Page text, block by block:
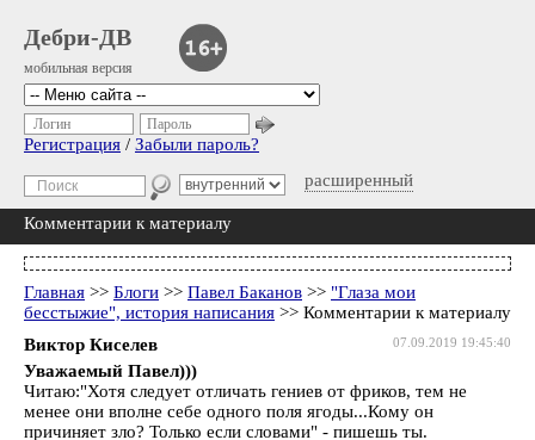
Дебри-ДВ
мобильная версия
расширенный
Логин Пароль
Регистрация / Забыли пароль?
Комментарии к материалу
Главная >> Блоги >> Павел Баканов >> "Глаза мои
бесстыжие", история написания >> Комментарии к материалу
07.09.2019 19:45:40
Виктор Киселев
Уважаемый Павел)))
Читаю:"Хотя следует отличать гениев от фриков, тем не
менее они вполне себе одного поля ягоды...Кому он
причиняет зло? Только если словами" - пишешь ты.